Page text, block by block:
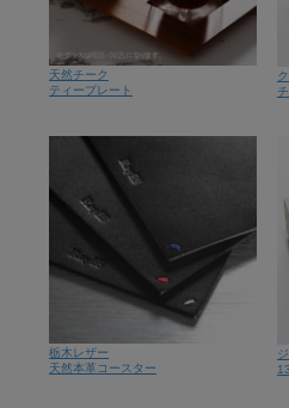
天然チーク
ティープレート
栃木レザー
天然本革コースター